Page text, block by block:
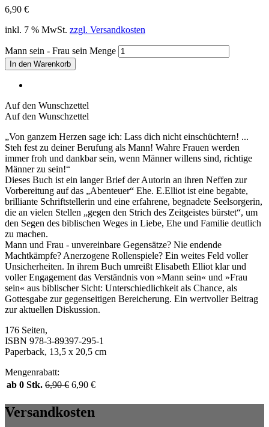
6,90 €
inkl. 7 % MwSt. zzgl. Versandkosten
Mann sein - Frau sein Menge
In den Warenkorb
Auf den Wunschzettel
Auf den Wunschzettel
„Von ganzem Herzen sage ich: Lass dich nicht einschüchtern! ...
Steh fest zu deiner Berufung als Mann! Wahre Frauen werden
immer froh und dankbar sein, wenn Männer willens sind, richtige
Männer zu sein!“
Dieses Buch ist ein langer Brief der Autorin an ihren Neffen zur
Vorbereitung auf das „Abenteuer“ Ehe. E.Elliot ist eine begabte,
brilliante Schriftstellerin und eine erfahrene, begnadete Seelsorgerin,
die an vielen Stellen „gegen den Strich des Zeitgeistes bürstet“, um
den Segen des biblischen Weges in Liebe, Ehe und Familie deutlich
zu machen.
Mann und Frau - unvereinbare Gegensätze? Nie endende
Machtkämpfe? Anerzogene Rollenspiele? Ein weites Feld voller
Unsicherheiten. In ihrem Buch umreißt Elisabeth Elliot klar und
voller Engagement das Verständnis von »Mann sein« und »Frau
sein« aus biblischer Sicht: Unterschiedlichkeit als Chance, als
Gottesgabe zur gegenseitigen Bereicherung. Ein wertvoller Beitrag
zur aktuellen Diskussion.
176 Seiten,
ISBN 978-3-89397-295-1
Paperback, 13,5 x 20,5 cm
Mengenrabatt:
ab 0 Stk. 6,90€ 6,90 €
Versandkosten